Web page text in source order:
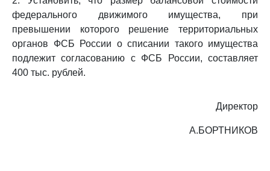
федерального движимого имущества, при
превышении которого решение территориальных
органов ФСБ России о списании такого имущества
подлежит согласованию с ФСБ России, составляет
400 тыс. рублей.
Директор
А.БОРТНИКОВ